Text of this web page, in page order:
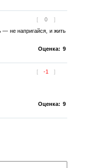
[ 0 ]
— не напригайся, и жить
Оценка: 9
[ -1 ]
Оценка: 9